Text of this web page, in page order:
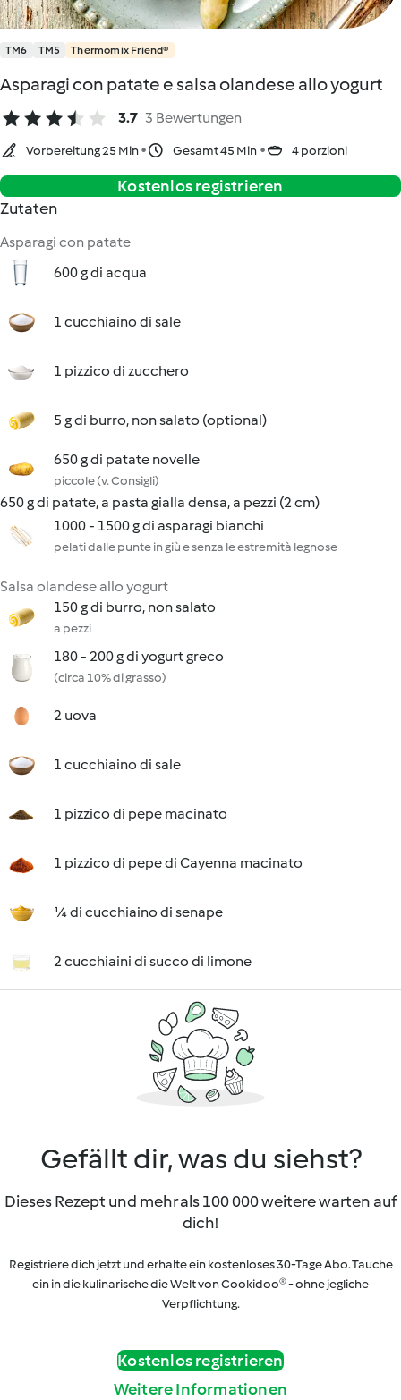
TM6 TM5 Thermomix Friend®
Asparagi con patate e salsa olandese allo yogurt
3.7 3 Bewertungen
Vorbereitung 25 Min Gesamt 45 Min 4 porzioni
Kostenlos registrieren
Zutaten
Asparagi con patate
600 g di acqua
1 cucchiaino di sale
1 pizzico di zucchero
5 g di burro, non salato (optional)
650 g di patate novelle
piccole (v. Consigli)
650 g di patate, a pasta gialla densa, a pezzi (2 cm)
1000 - 1500 g di asparagi bianchi
pelati dalle punte in giù e senza le estremità legnose
Salsa olandese allo yogurt
150 g di burro, non salato
a pezzi
180 - 200 g di yogurt greco
(circa 10% di grasso)
2 uova
1 cucchiaino di sale
1 pizzico di pepe macinato
1 pizzico di pepe di Cayenna macinato
¼ di cucchiaino di senape
2 cucchiaini di succo di limone
Gefällt dir, was du siehst?
Dieses Rezept und mehr als 100 000 weitere warten auf
dich!
Registriere dich jetzt und erhalte ein kostenloses 30-Tage Abo. Tauche
ein in die kulinarische die Welt von Cookidoo® - ohne jegliche
Verpflichtung.
Kostenlos registrieren
Weitere Informationen